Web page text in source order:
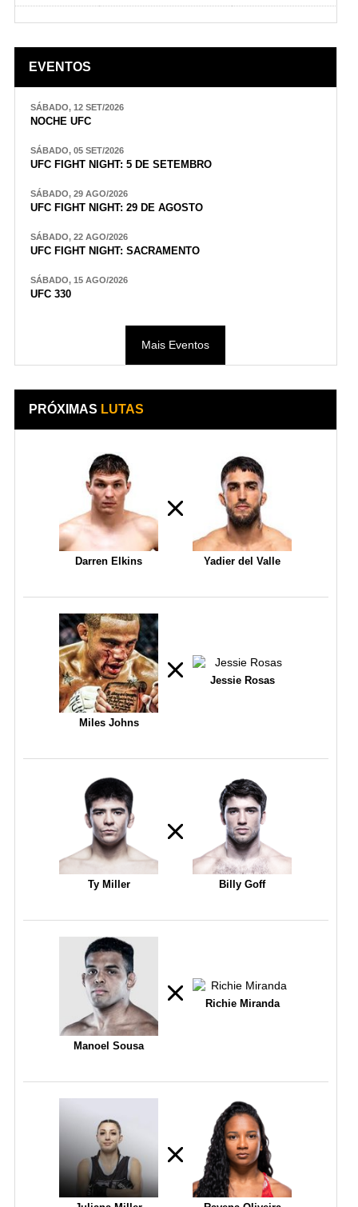
EVENTOS
SÁBADO, 12 SET/2026
NOCHE UFC
SÁBADO, 05 SET/2026
UFC FIGHT NIGHT: 5 DE SETEMBRO
SÁBADO, 29 AGO/2026
UFC FIGHT NIGHT: 29 DE AGOSTO
SÁBADO, 22 AGO/2026
UFC FIGHT NIGHT: SACRAMENTO
SÁBADO, 15 AGO/2026
UFC 330
Mais Eventos
PRÓXIMAS LUTAS
Darren Elkins Yadier del Valle
Miles Johns
Jessie Rosas
Ty Miller Billy Goff
Manoel Sousa
Richie Miranda